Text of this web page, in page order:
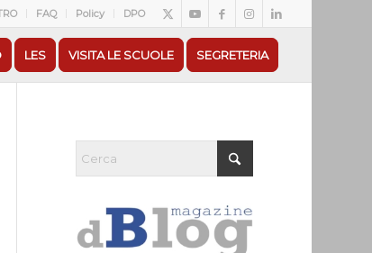
FAQ Policy DPO
LES VISITA LE SCUOLE SEGRETERIA